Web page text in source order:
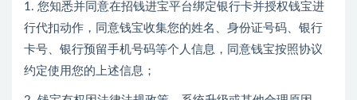
1. 您知悉并同意在招钱进宝平台绑定银行卡并授权钱宝进
行代扣动作，同意钱宝收集您的姓名、身份证号码、银行
卡号、银行预留手机号码等个人信息，同意钱宝按照协议
约定使用您的上述信息；